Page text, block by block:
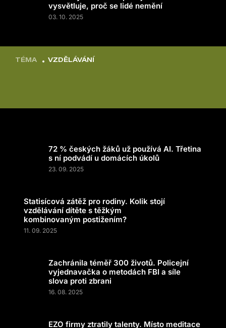
vysvětluje, proč se lidé nemění
03. 10. 2025
TÉMA VZDĚLÁVÁNÍ
72 % českých žáků už používá AI. Třetina
s ní podvádí u domácích úkolů
23. 09. 2025
Statisícová zátěž pro rodiny. Kolik stojí
vzdělávání dítěte s těžkým
kombinovaným postižením?
11. 09. 2025
Zachránila téměř 300 životů. Policejní
vyjednavačka o metodách FBI a síle
slova proti zbrani
16. 08. 2025
EZO firmy ztratily talenty. Místo meditace